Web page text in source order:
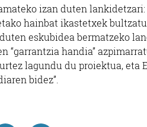
izan duten lankidetzari:
hainbat ikastetxek
eskubidea bermatzeko
“garrantzia handia”
lagundu du proiektua, eta
bidez”.